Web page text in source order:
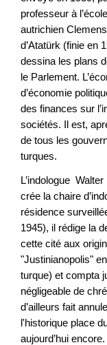
professeur à
autrichien
d’Atatürk (finie en
dessina les plans
le Parlement.
d’économie
des finances sur
sociétés. Il est,
de tous les
turques.
L’indologue
crée la chaire
résidence
1945), il rédige la
cette cité aux
"Justinianopolis"
turque) et compta
négligeable de
d’ailleurs fait
l'historique place
aujourd’hui